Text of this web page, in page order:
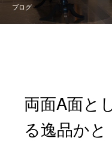
ブログ
両面A面と
る逸品かと